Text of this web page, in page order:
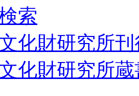
索
化財研究所
化財研究所